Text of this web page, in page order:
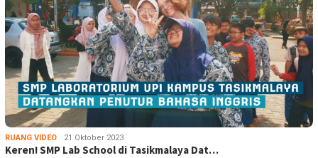
RUANG VIDEO 21 Oktober 2023
Keren! SMP Lab School di Tasikmalaya Dat…